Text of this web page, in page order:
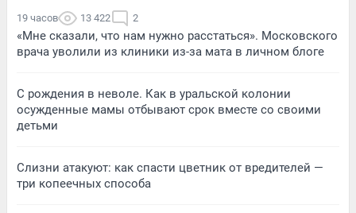
19 часов 13 422 2
«Мне сказали, что нам нужно расстаться». Московского
врача уволили из клиники из-за мата в личном блоге
С рождения в неволе. Как в уральской колонии
осужденные мамы отбывают срок вместе со своими
детьми
Слизни атакуют: как спасти цветник от вредителей —
три копеечных способа